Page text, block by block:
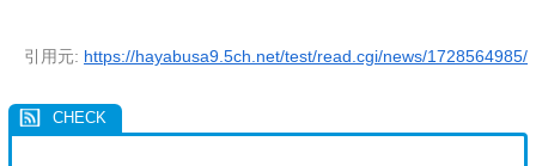
引用元: https://hayabusa9.5ch.net/test/read.cgi/news/1728564985/